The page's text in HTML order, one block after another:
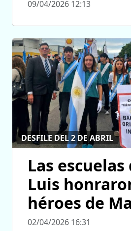
09/04/2026 12:13
DESFILE DEL 2 DE ABRIL
Las escuelas
Luis
héroes de
02/04/2026 16:31